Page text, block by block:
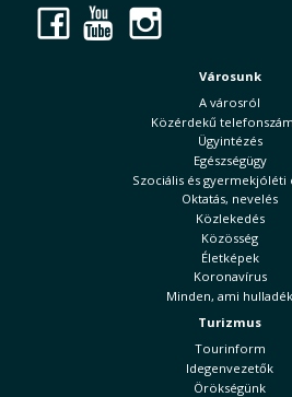
Facebook
YouTube
Városunk
A városról
Közérdekű
Ügyintézés
Egészségügy
Szociális és gyermekjóléti
Oktatás, nevelés
Közlekedés
Közösség
Életképek
Koronavírus
Minden, ami hulladék
Turizmus
Tourinform
Idegenvezetők
Örökségünk